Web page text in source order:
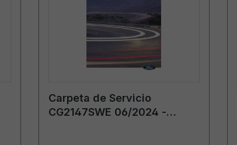
Carpeta de Servicio
CG2147SWE 06/2024 -